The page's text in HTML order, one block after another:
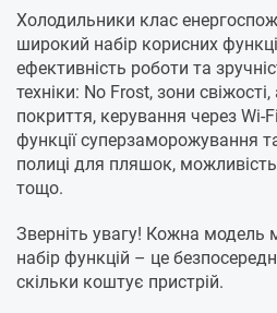
Холодильники клас
широкий набір корисних
ефективність роботи та
техніки: No Frost, зони
покриття, керування через Wi-
функції суперзаморожування
полиці для пляшок,
тощо.
Зверніть увагу! Кожна модель
набір функцій – це
скільки коштує пристрій.